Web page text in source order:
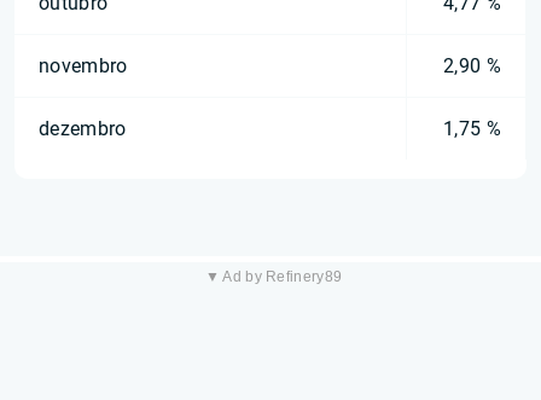
novembro 2,90 %
dezembro 1,75 %
▼ Ad by Refinery89